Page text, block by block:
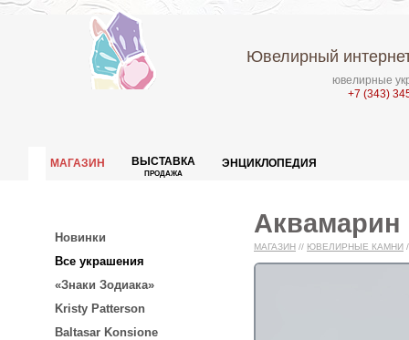
Ювелирный
ювелирные
+7 (343)
МАГАЗИН ВЫСТАВКА
ПРОДАЖА
ЭНЦИКЛОПЕДИЯ
Новинки
Все украшения
«Знаки Зодиака»
Kristy Patterson
Baltasar Konsione
Аквамарин
МАГАЗИН // ЮВЕЛИРНЫЕ КАМНИ